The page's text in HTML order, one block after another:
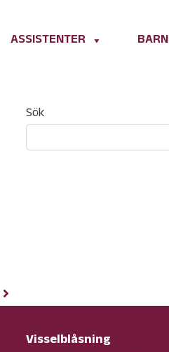
ASSISTENTER BARN
Sök
Visselblåsning